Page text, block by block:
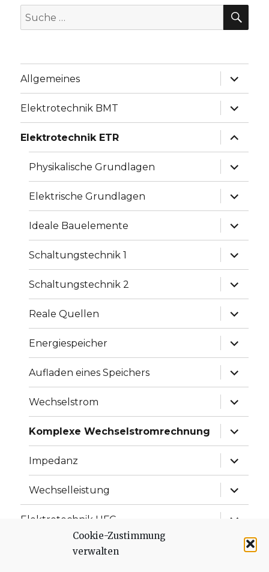
Cookie-Zustimmung
verwalten
Suche
nach:
Allgemeines
Elektrotechnik BMT
Elektrotechnik ETR
Physikalische Grundlagen
Elektrische Grundlagen
Ideale Bauelemente
Schaltungstechnik 1
Schaltungstechnik 2
Reale Quellen
Energiespeicher
Aufladen eines Speichers
Wechselstrom
Komplexe Wechselstromrechnung
Impedanz
Wechselleistung
Elektrotechnik UFC
Elektrotechnik ISD